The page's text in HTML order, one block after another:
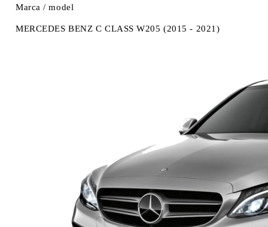
Marca / model
MERCEDES BENZ C CLASS W205 (2015 - 2021)